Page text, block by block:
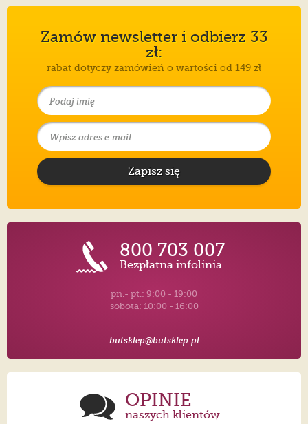
Zamów newsletter i odbierz 33
zł:
rabat dotyczy zamówień o wartości od 149 zł
Zapisz się
800 703 007
Bezpłatna infolinia
pn.- pt.: 9:00 - 19:00
sobota: 10:00 - 16:00
butsklep@butsklep.pl
OPINIE
naszych klientów